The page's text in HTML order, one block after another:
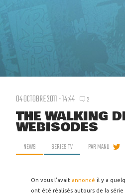
04 OCTOBRE 2011 - 14:44 2
THE WALKING
WEBISODES
NEWS SERIES TV PARMANU
On vous l'avait annoncé il y a
ont été réalisés autours de la série